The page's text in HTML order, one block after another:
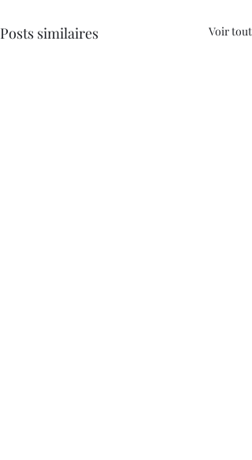
Posts similaires Voir tout